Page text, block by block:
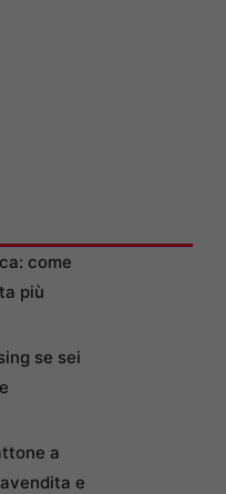
come
più
se sei
a
e